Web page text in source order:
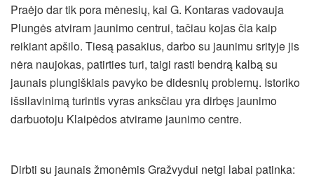
Praėjo dar tik pora mėnesių, kai G. Kontaras vadovauja
Plungės atviram jaunimo centrui, tačiau kojas čia kaip
reikiant apšilo. Tiesą pasakius, darbo su jaunimu srityje jis
nėra naujokas, patirties turi, taigi rasti bendrą kalbą su
jaunais plungiškiais pavyko be didesnių problemų. Istoriko
išsilavinimą turintis vyras anksčiau yra dirbęs jaunimo
darbuotoju Klaipėdos atvirame jaunimo centre.
Dirbti su jaunais žmonėmis Gražvydui netgi labai patinka: